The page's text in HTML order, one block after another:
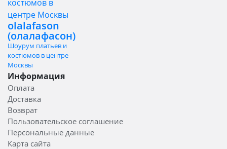
olalafason
(олалафасон)
Шоурум платьев и
костюмов в центре
Москвы
Информация
Оплата
Доставка
Возврат
Пользовательское соглашение
Персональные данные
Карта сайта